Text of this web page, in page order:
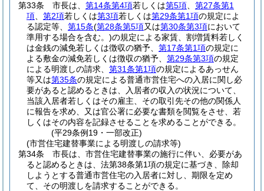
第33条
市長は、 第14条第4項若しくは第5項
第27条第1
項
第2項若しくは第3項若しくは第29条第1項の規定によ
る認定等、 第15条(第28条第5項又は第30条第3項において
準用する場合を含む。)の規定による家賃、割増賃料若しく
は金銭の減免若しくは徴収の猶予、 第17条第1項の規定に
よる敷金の減免若しくは徴収の猶予、 第29条第3項の規定
による明渡しの請求、 第31条第1項の規定によるあっせん
等又は第35条の規定による普通市営住宅への入居に関し必
要があると認めるときは、入居者の収入の状況について、
当該入居者若しくはその雇主、その取引先その他の関係人
に報告を求め、又は官公署に必要な書類を閲覧をさせ、若
しくはその内容を記録させることを求めることができる。
(平29条例19・一部改正)
(市営住宅建替事業による明渡しの請求等)
第34条
市長は、市営住宅建替事業の施行に伴い、必要があ
ると認めるときは、法第38条第1項の規定に基づき、除却
しようとする普通市営住宅の入居者に対し、期限を定め
て、その明渡しを請求することができる。